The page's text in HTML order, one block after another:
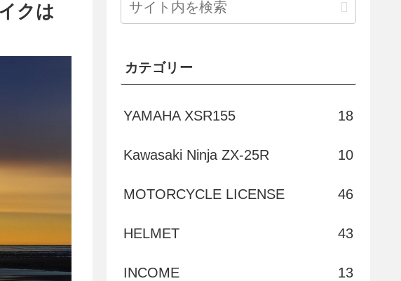
クは
カテゴリー
YAMAHA XSR155 18
Kawasaki Ninja ZX-25R 10
MOTORCYCLE LICENSE 46
HELMET 43
INCOME 13